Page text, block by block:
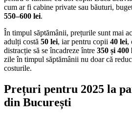
cum ar fi cabine private sau băuturi,
550–600 lei.
În timpul săptămânii, prețurile sunt mai
adulți costă 50 lei, iar pentru copii 40 lei,
distracție să se încadreze între 350 și 400
zile în timpul săptămânii nu doar că
costurile.
Prețuri pentru 2025 la
din București